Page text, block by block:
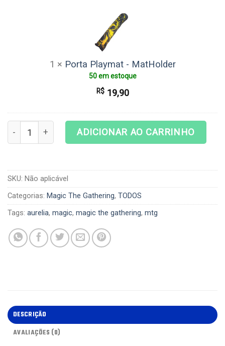
MatHolder
1 × Porta Playmat - MatHolder
50 em estoque
R$19,90
Playmat Magic The Gathering - Dawnbringer Aurelia
ADICIONAR AO CARRINHO
SKU: Não aplicável
Categorias: Magic The Gathering, TODOS
Tags: aurelia, magic, magic the gathering, mtg
DESCRIÇÃO
AVALIAÇÕES (0)